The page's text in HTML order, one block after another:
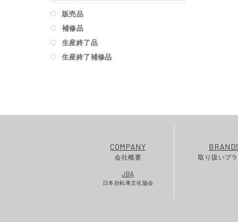
販売品
補修品
生産終了品
生産終了補修品
COMPANY
会社概要
JBA
日本自転車文化協会
取り扱いブ